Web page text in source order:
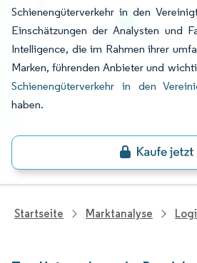
Schienengüterverkehr in den
Einschätzungen der Analysten und
Intelligence, die im Rahmen ihrer
Marken, führenden Anbieter und
Schienengüterverkehr in den
haben.
Startseite Marktanalyse